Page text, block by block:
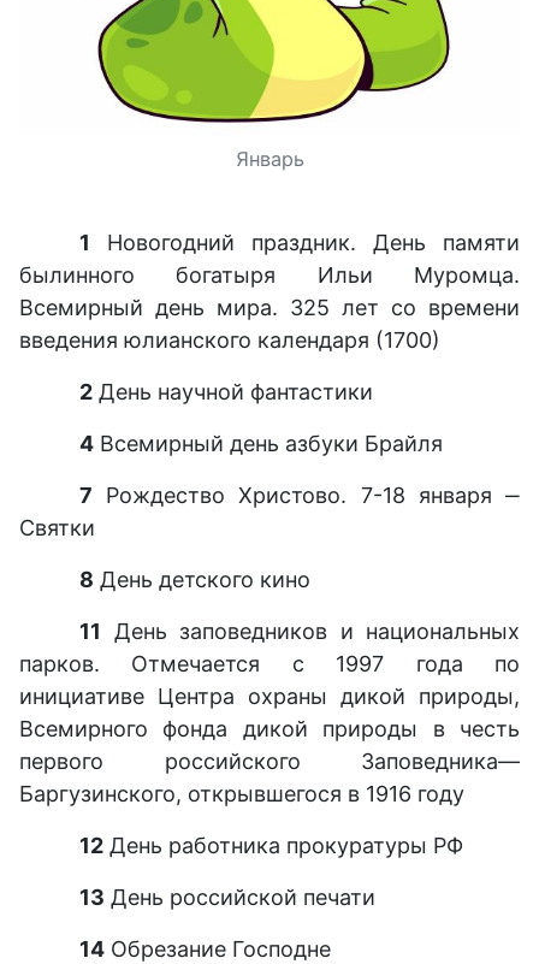
Январь
1 Новогодний праздник. День памяти
былинного богатыря Ильи Муромца.
Всемирный день мира. 325 лет со времени
введения юлианского календаря (1700)
2 День научной фантастики
4 Всемирный день азбуки Брайля
7 Рождество Христово. 7-18 января ‒
Святки
8 День детского кино
11 День заповедников и национальных
парков. Отмечается с 1997 года по
инициативе Центра охраны дикой природы,
Всемирного фонда дикой природы в честь
первого российского Заповедника—
Баргузинского, открывшегося в 1916 году
12 День работника прокуратуры РФ
13 День российской печати
14 Обрезание Господне